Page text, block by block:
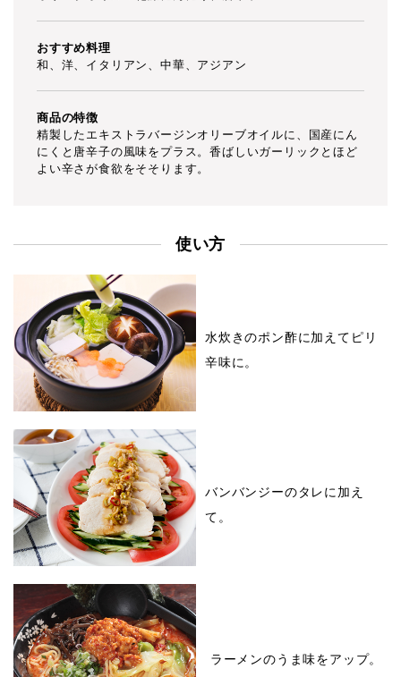
おすすめ料理
和、洋、イタリアン、中華、アジアン
商品の特徴
精製したエキストラバージンオリーブオイルに、国産にん
にくと唐辛子の風味をプラス。香ばしいガーリックとほど
よい辛さが食欲をそそります。
使い方
水炊きのポン酢に加えてピリ
辛味に。
バンバンジーのタレに加え
て。
ラーメンのうま味をアップ。